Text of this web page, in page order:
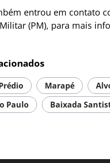
entrou em contato
(PM), para mais
Marapé
Paulo
Baixada